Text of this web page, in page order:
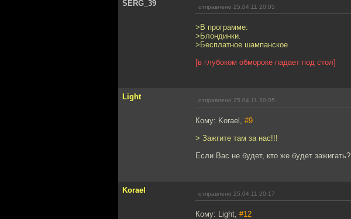
SERG_39 отправлено 25.04.11 20:05
>В программе:
>Блондинки.
>Бесплатное шампанское
[в глубоком обмороке падает под стол]
Light отправлено 25.04.11 20:05
Кому: Korael, #9
> Зажгите там за нас!!!
Если Вас не будет, кто же будет зажигать?
Korael отправлено 25.04.11 20:17
Кому: Light, #12